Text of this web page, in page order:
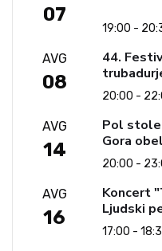
07
19:00 -
AVG
08
44.
20:00 -
AVG
14
Pol
Gora
narodno-
20:00 -
AVG
16
Koncert
Ljudski
17:00 -